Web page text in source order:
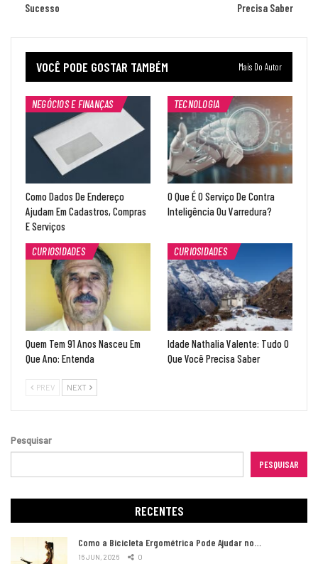
Sucesso
Precisa Saber
VOCÊ PODE GOSTAR TAMBÉM Mais Do Autor
NEGÓCIOS E FINANÇAS
Como Dados De Endereço
Ajudam Em Cadastros, Compras
E Serviços
TECNOLOGIA
O Que É O Serviço De Contra
Inteligência Ou Varredura?
CURIOSIDADES
Quem Tem 91 Anos Nasceu Em
Que Ano: Entenda
CURIOSIDADES
Idade Nathalia Valente: Tudo O
Que Você Precisa Saber
PREV NEXT
Pesquisar
PESQUISAR
RECENTES
Como a Bicicleta Ergométrica Pode Ajudar no…
16 JUN, 2026 0